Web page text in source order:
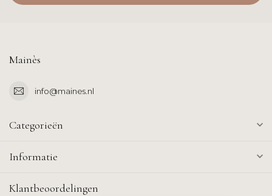
Mainès
info@maines.nl
Categorieën
Informatie
Klantbeoordelingen